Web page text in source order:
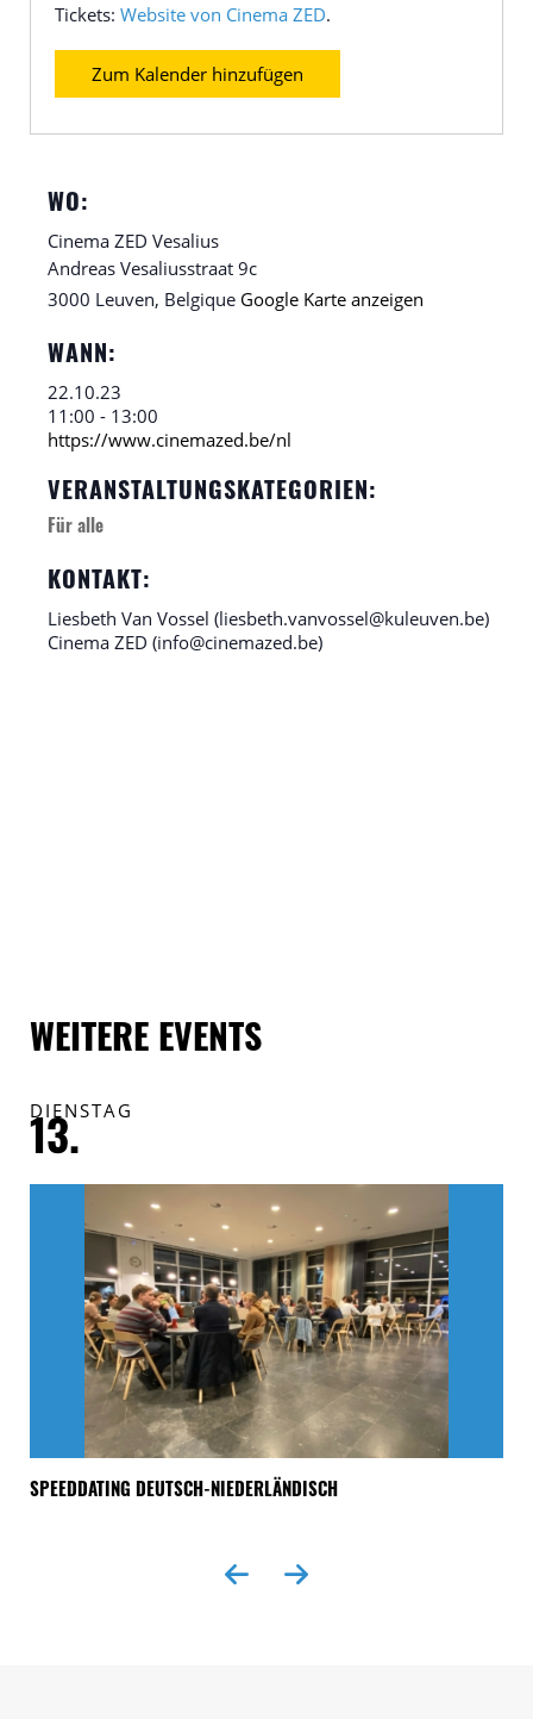
Tickets: Website von Cinema ZED.
Zum Kalender hinzufügen
WO:
Cinema ZED Vesalius
Andreas Vesaliusstraat 9c
3000 Leuven, Belgique Google Karte anzeigen
WANN:
22.10.23
11:00 - 13:00
https://www.cinemazed.be/nl
VERANSTALTUNGSKATEGORIEN:
Für alle
KONTAKT:
Liesbeth Van Vossel (liesbeth.vanvossel@kuleuven.be)
Cinema ZED (info@cinemazed.be)
WEITERE EVENTS
DIENSTAG
13.
SPEEDDATING DEUTSCH-NIEDERLÄNDISCH